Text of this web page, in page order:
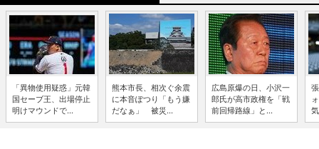
「異物使用疑惑」元韓
国セーブ王、出場停止
明けマウンドで...
熊本市長、相次ぐ余震
に本音ぽつり「もう嫌
だなぁ」 被災...
広島原爆の日、小沢一
郎氏が高市政権を「戦
前回帰路線」と...